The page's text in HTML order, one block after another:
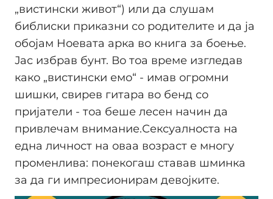
„вистински живот“) или да слушам
библиски приказни со родителите и да ја
обојам Ноевата арка во книга за боење.
Јас избрав бунт. Во тоа време изгледав
како „вистински емо“ - имав огромни
шишки, свирев гитара во бенд со
пријатели - тоа беше лесен начин да
привлечам внимание.Сексуалноста на
една личност на оваа возраст е многу
променлива: понекогаш ставав шминка
за да ги импресионирам девојките.